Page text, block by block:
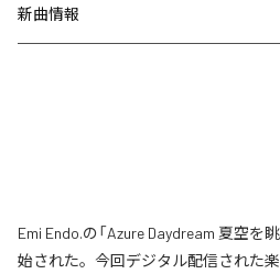
新曲情報
Emi Endo.の「Azure Daydream 夏空を
始された。今回デジタル配信された